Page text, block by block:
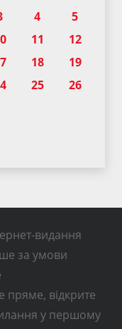
4
5
11
12
18
19
25
26
видання
за умови
пряме, відкрите
у першому